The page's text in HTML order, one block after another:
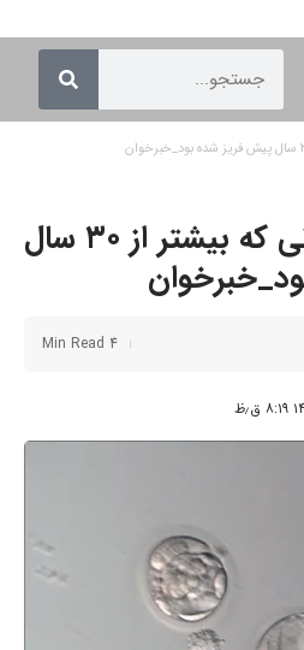
تولد نوزاد از رویانی که بیشتر از ۳۰ سال
4 Min Read